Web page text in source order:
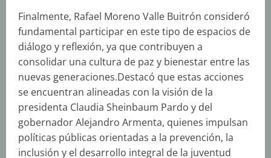
Finalmente, Rafael Moreno Valle Buitrón consideró
fundamental participar en este tipo de espacios de
diálogo y reflexión, ya que contribuyen a
consolidar una cultura de paz y bienestar entre las
nuevas generaciones.Destacó que estas acciones
se encuentran alineadas con la visión de la
presidenta Claudia Sheinbaum Pardo y del
gobernador Alejandro Armenta, quienes impulsan
políticas públicas orientadas a la prevención, la
inclusión y el desarrollo integral de la juventud